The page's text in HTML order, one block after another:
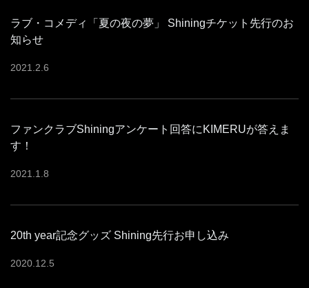
ラブ・コメディ「夏の夜の夢」 Shiningチケット先行のお
知らせ
2021 2 6
ファンクラブShiningアンケート回答にKIMERUが答えま
す！
2021 1 8
20th year記念グッズ Shining先行お申し込み
2020 12 5